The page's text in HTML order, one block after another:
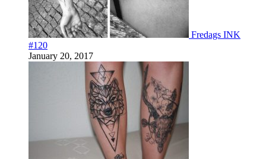
Fredags INK
#120
January 20, 2017